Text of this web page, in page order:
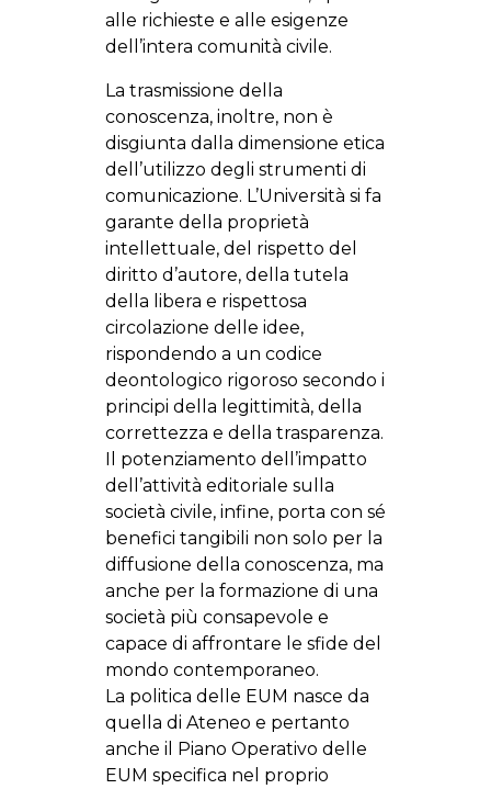
alle richieste e alle esigenze
dell’intera comunità civile.
La trasmissione della
conoscenza, inoltre, non è
disgiunta dalla dimensione etica
dell’utilizzo degli strumenti di
comunicazione. L’Università si fa
garante della proprietà
intellettuale, del rispetto del
diritto d’autore, della tutela
della libera e rispettosa
circolazione delle idee,
rispondendo a un codice
deontologico rigoroso secondo i
principi della legittimità, della
correttezza e della trasparenza.
Il potenziamento dell’impatto
dell’attività editoriale sulla
società civile, infine, porta con sé
benefici tangibili non solo per la
diffusione della conoscenza, ma
anche per la formazione di una
società più consapevole e
capace di affrontare le sfide del
mondo contemporaneo.
La politica delle EUM nasce da
quella di Ateneo e pertanto
anche il Piano Operativo delle
EUM specifica nel proprio